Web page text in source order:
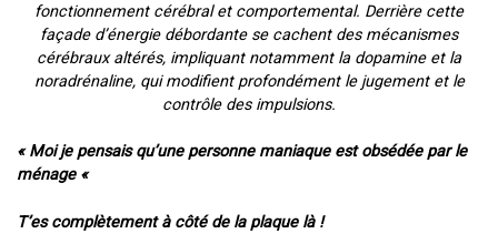
fonctionnement cérébral et comportemental. Derrière cette
façade d’énergie débordante se cachent des mécanismes
cérébraux altérés, impliquant notamment la dopamine et la
noradrénaline, qui modifient profondément le jugement et le
contrôle des impulsions.
« Moi je pensais qu’une personne maniaque est obsédée par le
ménage «
T’es complètement à côté de la plaque là !